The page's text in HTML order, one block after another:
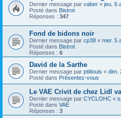
Dernier message par vaber « jeu. 6
Posté dans Bistrot
Réponses : 347
Fond de bidons noir
Dernier message par cp38 « mer. 5
Posté dans Bistrot
Réponses : 6
David de la Sarthe
Dernier message par ptitlouis « dim.
Posté dans Présentez-vous
Le VAE Crivit de chez Lidl
Dernier message par CYCLOHC «
Posté dans VAE
Réponses : 3